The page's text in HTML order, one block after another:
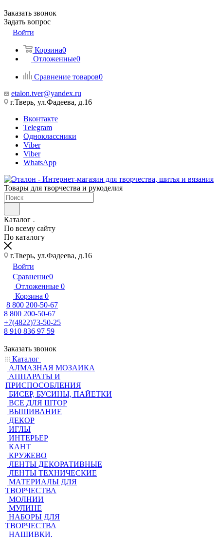
Заказать звонок
Задать вопрос
Войти
Корзина0
Отложенные0
Сравнение товаров0
etalon.tver@yandex.ru
г.Тверь, ул.Фадеева, д.16
Вконтакте
Telegram
Одноклассники
Viber
Viber
WhatsApp
Товары для творчества и рукоделия
Каталог
По всему сайту
По каталогу
г.Тверь, ул.Фадеева, д.16
Войти
Сравнение0
Отложенные 0
Корзина 0
8 800 200-50-67
8 800 200-50-67
+7(4822)73-50-25
8 910 836 97 59
Заказать звонок
Каталог
АЛМАЗНАЯ МОЗАИКА
АППАРАТЫ И
ПРИСПОСОБЛЕНИЯ
БИСЕР, БУСИНЫ, ПАЙЕТКИ
ВСЕ ДЛЯ ШТОР
ВЫШИВАНИЕ
ДЕКОР
ИГЛЫ
ИНТЕРЬЕР
КАНТ
КРУЖЕВО
ЛЕНТЫ ДЕКОРАТИВНЫЕ
ЛЕНТЫ ТЕХНИЧЕСКИЕ
МАТЕРИАЛЫ ДЛЯ
ТВОРЧЕСТВА
МОЛНИИ
МУЛИНЕ
НАБОРЫ ДЛЯ
ТВОРЧЕСТВА
НАШИВКИ,